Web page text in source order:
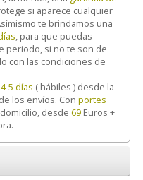
si aparece cualquier
te brindamos una
, para que puedas
periodo, si no te son de
con las condiciones de
4-5 días ( hábiles ) desde la
los envíos. Con portes
domicilio, desde69 Euros +